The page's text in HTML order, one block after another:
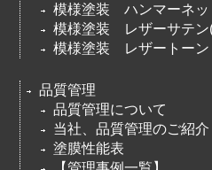
模様塗装 ハンマーネッ
模様塗装 レザーサテン(
模様塗装 レザートーン
品質管理
品質管理について
当社、品質管理のご紹介
塗膜性能表